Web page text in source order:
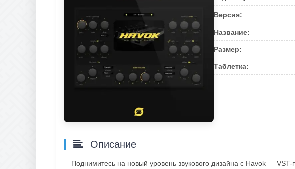
Версия:
Название:
Размер:
Таблетка:
Описание
Поднимитесь на новый уровень звукового дизайна с Havok —